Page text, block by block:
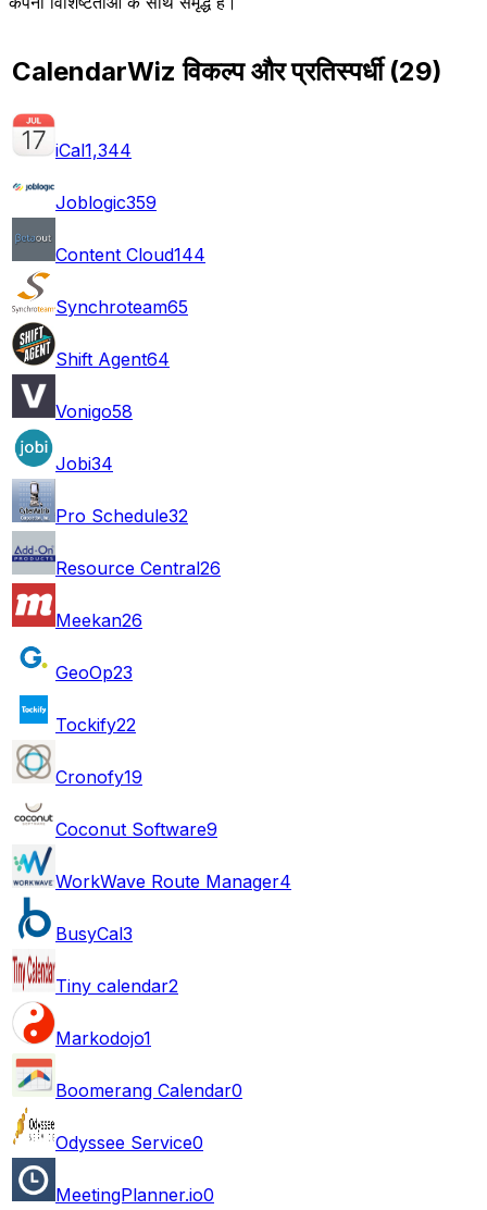
CalendarWiz विकल्प और प्रतिस्पर्धी(29)
iCal1,344
Joblogic359
Content Cloud144
Synchroteam65
Shift Agent64
Vonigo58
Jobi34
Pro Schedule32
Resource Central26
Meekan26
GeoOp23
Tockify22
Cronofy19
Coconut Software9
WorkWave Route Manager4
BusyCal3
Tiny calendar2
Markodojo1
Boomerang Calendar0
Odyssee Service0
MeetingPlanner.io0